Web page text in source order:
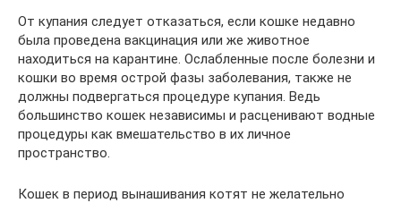
От купания следует отказаться, если кошке недавно
была проведена вакцинация или же животное
находиться на карантине. Ослабленные после болезни и
кошки во время острой фазы заболевания, также не
должны подвергаться процедуре купания. Ведь
большинство кошек независимы и расценивают водные
процедуры как вмешательство в их личное
пространство.
Кошек в период вынашивания котят не желательно